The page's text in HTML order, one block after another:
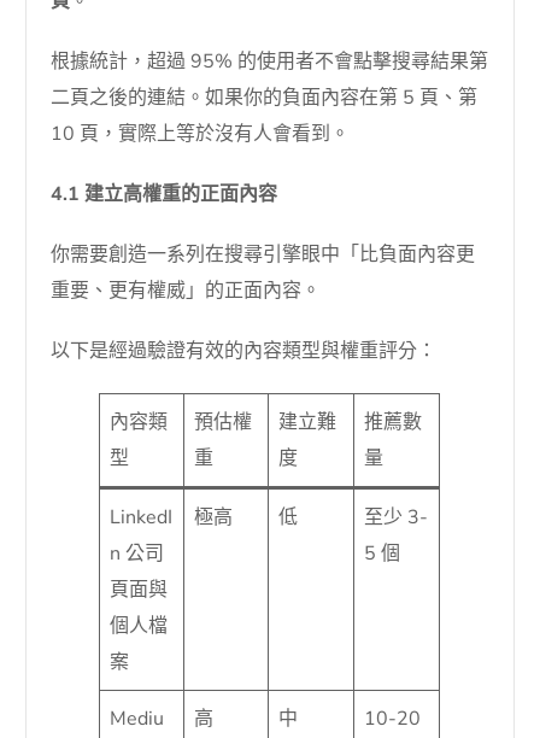
根據統計，超過 95% 的使用者不會點擊搜尋結果第
二頁之後的連結。如果你的負面內容在第 5 頁、第
10 頁，實際上等於沒有人會看到。
4.1 建立高權重的正面內容
你需要創造一系列在搜尋引擎眼中「比負面內容更
重要、更有權威」的正面內容。
以下是經過驗證有效的內容類型與權重評分：
內容類
型
預估權
重
建立難
度
推薦數
量
LinkedI
n 公司
頁面與
個人檔
案
極高 低
至少 3-
5 個
Mediu
高 中
10-20